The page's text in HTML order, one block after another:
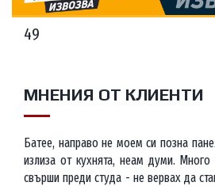
49
МНЕНИЯ ОТ КЛИЕНТИ
Батее, направо не моем си позна
излиза от кухнята, неам думи. Много
свърши преди студа - не вервах да